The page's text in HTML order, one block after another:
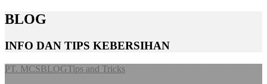
BLOG
INFO DAN TIPS KEBERSIHAN
PT. MCSBLOGTips and Tricks